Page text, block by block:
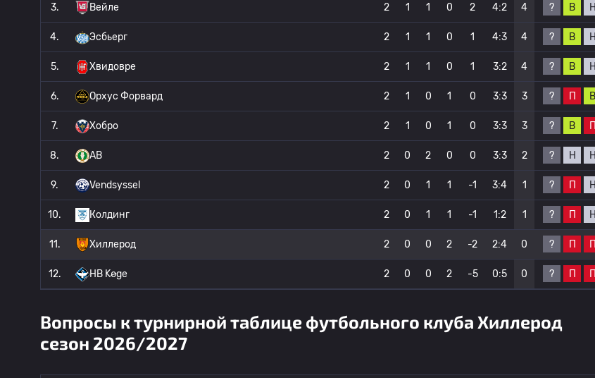
3. Вейле 2 1 1 0 2 4:2 4 ? В Н
4. Эсбьерг 2 1 1 0 1 4:3 4 ? В Н
5. Хвидовре 2 1 1 0 1 3:2 4 ? В Н
6. Орхус Форвард 2 1 0 1 0 3:3 3 ? П В
7. Хобро 2 1 0 1 0 3:3 3 ? В П
8. AB 2 0 2 0 0 3:3 2 ? Н Н
9. Vendsyssel 2 0 1 1 -1 3:4 1 ? П Н
10. Колдинг 2 0 1 1 -1 1:2 1 ? П Н
11. Хиллерод 2 0 0 2 -2 2:4 0 ? П П
12. HB Køge 2 0 0 2 -5 0:5 0 ? П П
Вопросы к турнирной таблице футбольного клуба Хиллерод
сезон 2026/2027